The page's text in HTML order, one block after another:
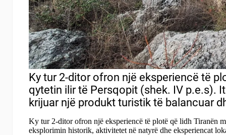
Ky tur 2-ditor ofron një eksperiencë të
qytetin ilir të Persqopit (shek. IV p.e.s).
krijuar një produkt turistik të balancuar
Ky tur 2-ditor ofron një eksperiencë të plotë që lidh Tiranën
eksplorimin historik, aktivitetet në natyrë dhe eksperiencat